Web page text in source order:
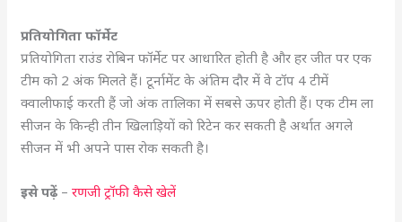
प्रतियोगिता फॉर्मेट
प्रतियोगिता राउंड रोबिन फॉर्मेट पर आधारित होती है और हर जीत पर एक
टीम को 2 अंक मिलते हैं। टूर्नामेंट के अंतिम दौर में वे टॉप 4 टीमें
क्वालीफाई करती हैं जो अंक तालिका में सबसे ऊपर होती हैं। एक टीम ला
सीजन के किन्ही तीन खिलाड़ियों को रिटेन कर सकती है अर्थात अगले
सीजन में भी अपने पास रोक सकती है।
इसे पढ़ें –रणजी ट्रॉफी कैसे खेलें